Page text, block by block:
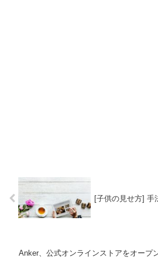
[子供の見せ方] 手
Anker、公式オンラインストアをオープ